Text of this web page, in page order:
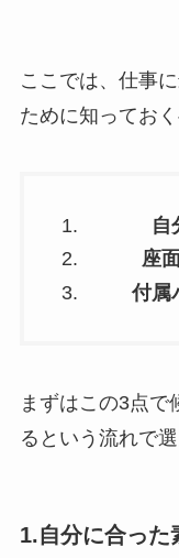
ここでは、仕事
ために知ってお
自
座
付属
まずはこの3点で
るという流れで
1.自分に合った